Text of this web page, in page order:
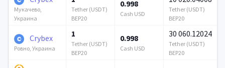
Мукачево,
Украина
Tether (USDT)
BEP20
0.998
Cash USD
Tether (USDT)
BEP20
Crybex
Ровно, Украина
1
Tether (USDT)
BEP20
0.998
Cash USD
30 060.12024
Tether (USDT)
BEP20